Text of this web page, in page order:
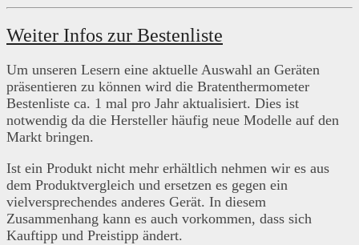
Weiter Infos zur Bestenliste
Um unseren Lesern eine aktuelle Auswahl an Geräten
präsentieren zu können wird die Bratenthermometer
Bestenliste ca. 1 mal pro Jahr aktualisiert. Dies ist
notwendig da die Hersteller häufig neue Modelle auf den
Markt bringen.
Ist ein Produkt nicht mehr erhältlich nehmen wir es aus
dem Produktvergleich und ersetzen es gegen ein
vielversprechendes anderes Gerät. In diesem
Zusammenhang kann es auch vorkommen, dass sich
Kauftipp und Preistipp ändert.